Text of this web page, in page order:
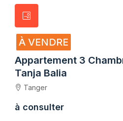
À VENDRE
Appartement 3
Tanja Balia
Tanger
à consulter